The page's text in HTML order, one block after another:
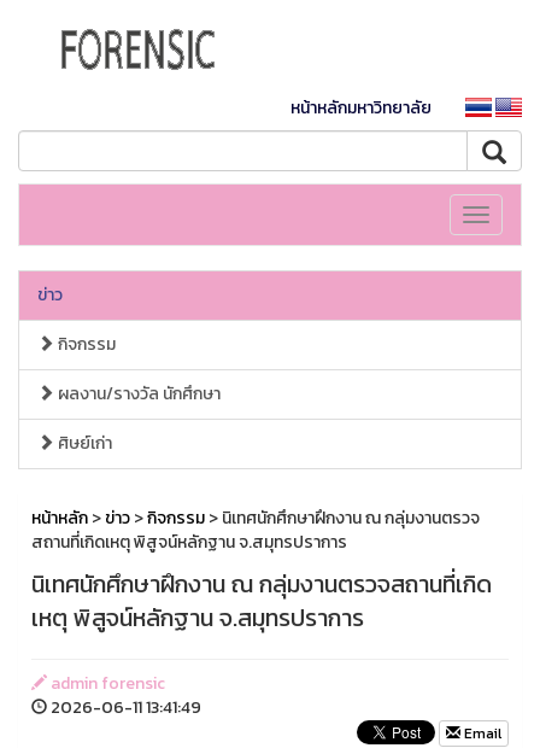
หน้าหลักมหาวิทยาลัย
Toggle
ข่าว
กิจกรรม
ผลงาน/รางวัล นักศึกษา
ศิษย์เก่า
หน้าหลัก>ข่าว>กิจกรรม> นิเทศนักศึกษาฝึกงาน ณ กลุ่มงานตรวจ
สถานที่เกิดเหตุ พิสูจน์หลักฐาน จ.สมุทรปราการ
นิเทศนักศึกษาฝึกงาน ณ กลุ่มงานตรวจสถานที่เกิด
เหตุ พิสูจน์หลักฐาน จ.สมุทรปราการ
admin forensic
2026-06-11 13:41:49
Email